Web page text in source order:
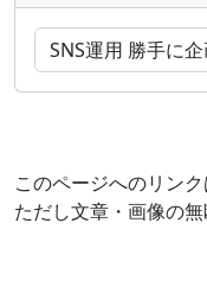
このページへのリン
ただし文章・画像の無